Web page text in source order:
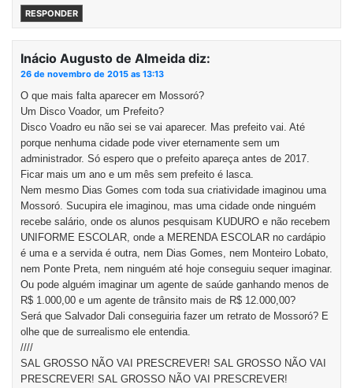
RESPONDER
Inácio Augusto de Almeida diz:
26 de novembro de 2015 as 13:13
O que mais falta aparecer em Mossoró?
Um Disco Voador, um Prefeito?
Disco Voadro eu não sei se vai aparecer. Mas prefeito vai. Até
porque nenhuma cidade pode viver eternamente sem um
administrador. Só espero que o prefeito apareça antes de 2017.
Ficar mais um ano e um mês sem prefeito é lasca.
Nem mesmo Dias Gomes com toda sua criatividade imaginou uma
Mossoró. Sucupira ele imaginou, mas uma cidade onde ninguém
recebe salário, onde os alunos pesquisam KUDURO e não recebem
UNIFORME ESCOLAR, onde a MERENDA ESCOLAR no cardápio
é uma e a servida é outra, nem Dias Gomes, nem Monteiro Lobato,
nem Ponte Preta, nem ninguém até hoje conseguiu sequer imaginar.
Ou pode alguém imaginar um agente de saúde ganhando menos de
R$ 1.000,00 e um agente de trânsito mais de R$ 12.000,00?
Será que Salvador Dali conseguiria fazer um retrato de Mossoró? E
olhe que de surrealismo ele entendia.
////
SAL GROSSO NÃO VAI PRESCREVER! SAL GROSSO NÃO VAI
PRESCREVER! SAL GROSSO NÃO VAI PRESCREVER!